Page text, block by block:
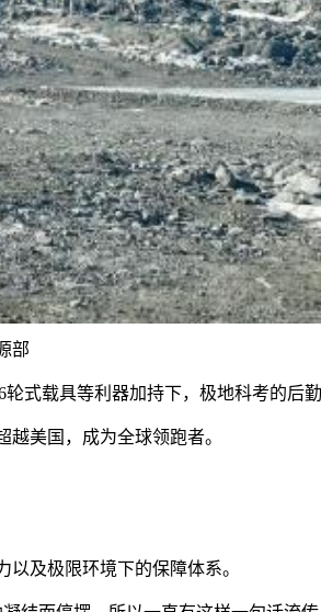
部
载具等利器加持下，极地科考的后
美国，成为全球领跑者。
及极限环境下的保障体系。